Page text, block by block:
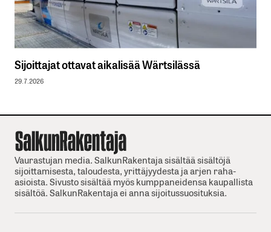
Sijoittajat ottavat aikalisää Wärtsilässä
29.7.2026
Vaurastujan media. SalkunRakentaja sisältää sisältöjä
sijoittamisesta, taloudesta, yrittäjyydesta ja arjen raha-
asioista. Sivusto sisältää myös kumppaneidensa kaupallista
sisältöä. SalkunRakentaja ei anna sijoitussuosituksia.